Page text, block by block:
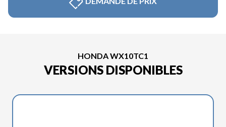
HONDA WX10TC1
VERSIONS DISPONIBLES